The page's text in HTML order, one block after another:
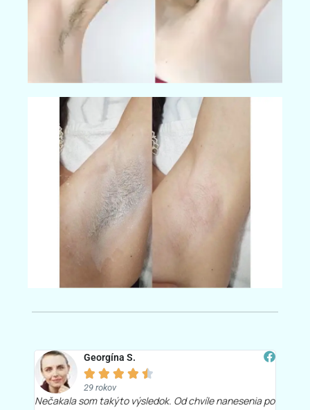
Georgína S.
    
29 rokov
Nečakala som takýto výsledok. Od chvíle nanesenia po